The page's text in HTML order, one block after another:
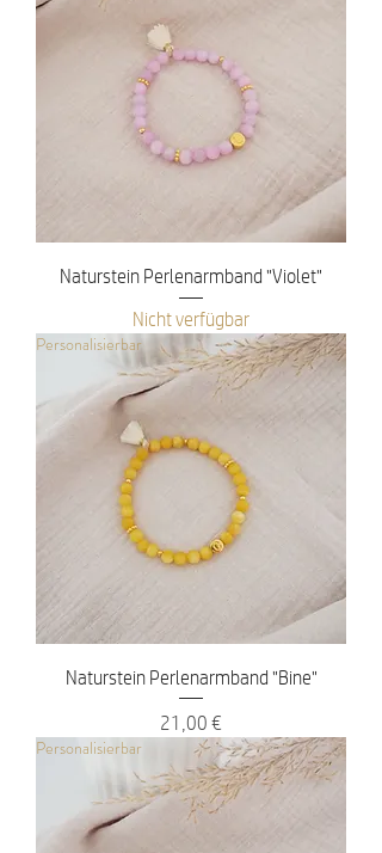
Naturstein Perlenarmband "Violet"
Nicht verfügbar
Personalisierbar
Naturstein Perlenarmband "Bine"
Preis
21,00 €
Personalisierbar